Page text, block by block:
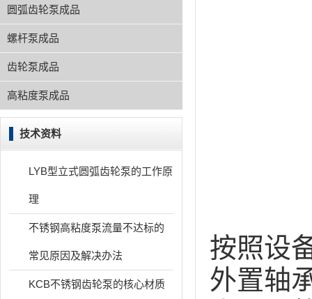
按照设
外置轴
圆弧齿轮泵成品
螺杆泵成品
齿轮泵成品
高粘度泵成品
技术资料
LYB型立式圆弧齿轮泵的工作原
理
不锈钢高粘度泵流量不达标的
常见原因及解决办法
KCB不锈钢齿轮泵的核心材质